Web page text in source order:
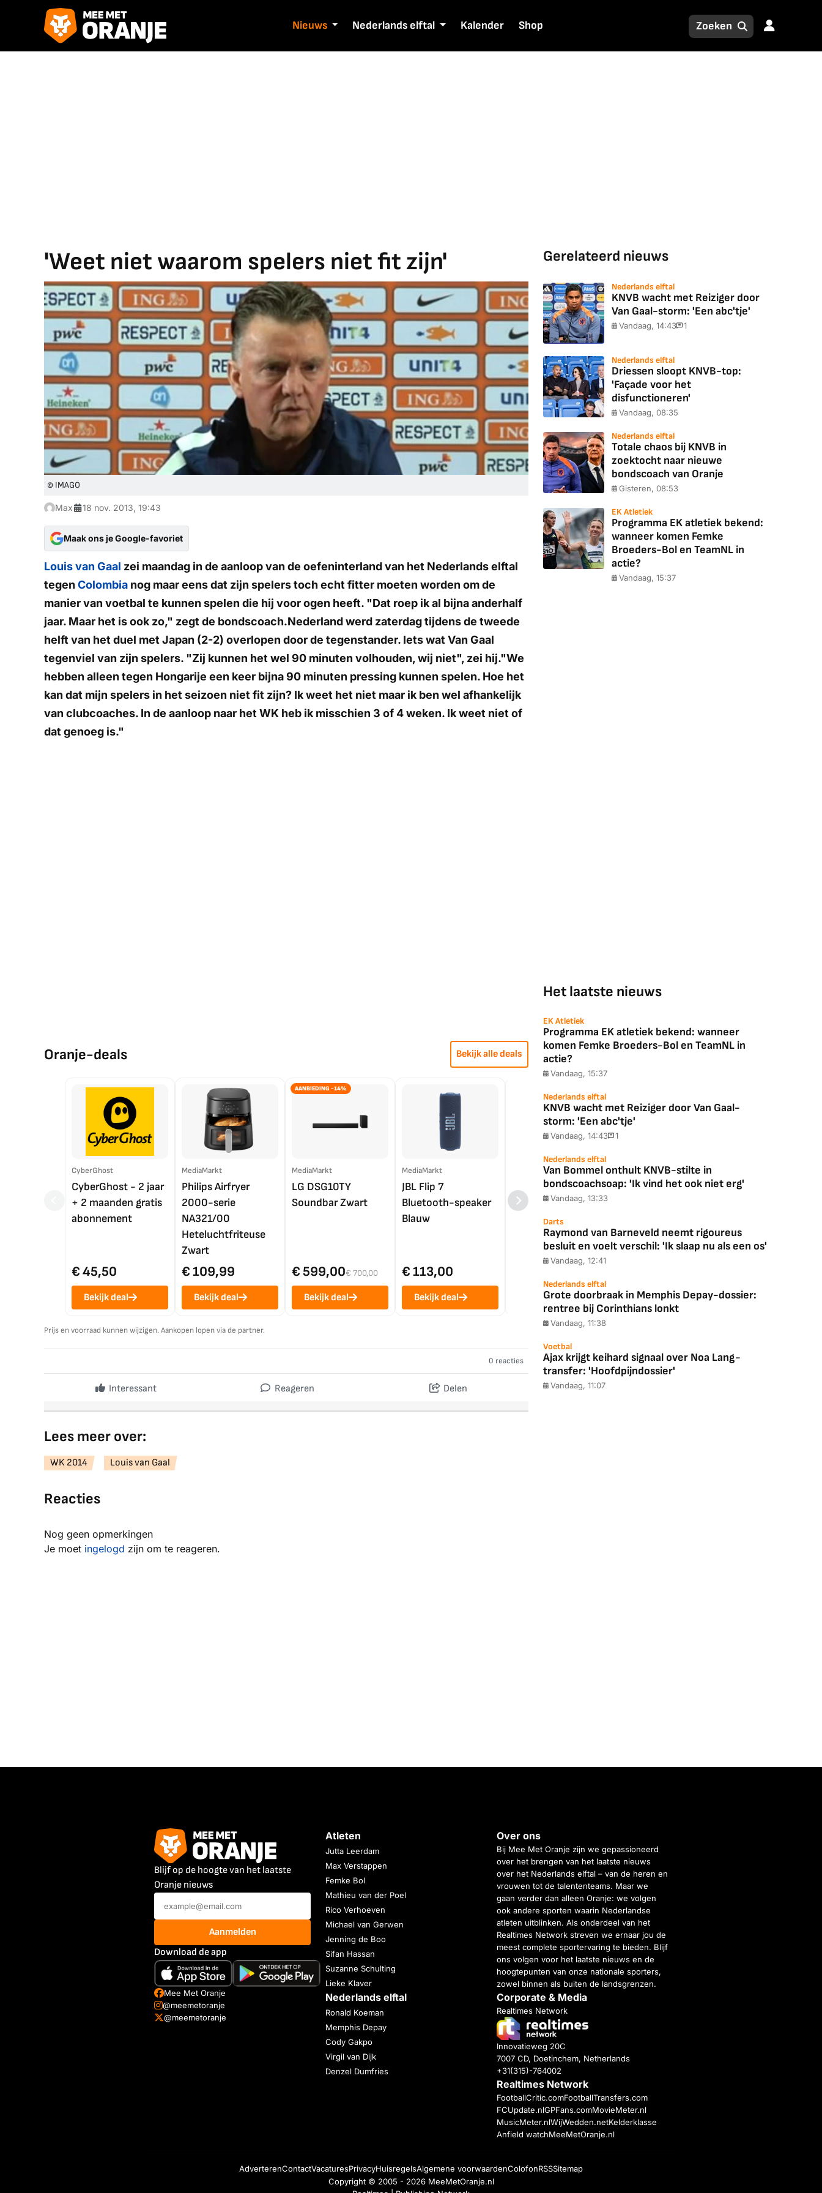
Nieuws Nederlands elftal Kalender Shop
'Weet niet waarom spelers niet fit zijn'
© IMAGO
Max 18 nov. 2013, 19:43
Maak ons je Google-favoriet
Louis van Gaal zei maandag in de aanloop van de oefeninterland van het Nederlands elftal
tegen Colombia nog maar eens dat zijn spelers toch echt fitter moeten worden om de
manier van voetbal te kunnen spelen die hij voor ogen heeft. "Dat roep ik al bijna anderhalf
jaar. Maar het is ook zo," zegt de bondscoach.Nederland werd zaterdag tijdens de tweede
helft van het duel met Japan (2-2) overlopen door de tegenstander. Iets wat Van Gaal
tegenviel van zijn spelers. "Zij kunnen het wel 90 minuten volhouden, wij niet", zei hij."We
hebben alleen tegen Hongarije een keer bijna 90 minuten pressing kunnen spelen. Hoe het
kan dat mijn spelers in het seizoen niet fit zijn? Ik weet het niet maar ik ben wel afhankelijk
van clubcoaches. In de aanloop naar het WK heb ik misschien 3 of 4 weken. Ik weet niet of
dat genoeg is."
Oranje-deals Bekijk alle deals
CyberGhost
CyberGhost - 2 jaar
+ 2 maanden gratis
abonnement
€ 45,50
Bekijk deal
MediaMarkt
Philips Airfryer
2000-serie
NA321/00
Heteluchtfriteuse
Zwart
€ 109,99
Bekijk deal
AANBIEDING -14%
MediaMarkt
LG DSG10TY
Soundbar Zwart
€ 599,00€ 700,00
Bekijk deal
MediaMarkt
JBL Flip 7
Bluetooth-speaker
Blauw
€ 113,00
Bekijk deal
LG OLED55C56LB
4K TV (2025)
Bekijk deal
Coolblue
JBL Partybox
Bekijk deal
Google TV
Bekijk deal
Prijs en voorraad kunnen wijzigen. Aankopen lopen via de partner.
0 reacties
Interessant Reageren Delen
Lees meer over:
WK 2014 Louis van Gaal
Reacties
Nog geen opmerkingen
Je moet ingelogd zijn om te reageren.
Gerelateerd nieuws
Nederlands elftal
KNVB wacht met Reiziger door
Van Gaal-storm: 'Een abc'tje'
Vandaag, 14:43 1
Nederlands elftal
Driessen sloopt KNVB-top:
'Façade voor het
disfunctioneren'
Vandaag, 08:35
Nederlands elftal
Totale chaos bij KNVB in
zoektocht naar nieuwe
bondscoach van Oranje
Gisteren, 08:53
EK Atletiek
Programma EK atletiek bekend:
wanneer komen Femke
Broeders-Bol en TeamNL in
actie?
Vandaag, 15:37
Het laatste nieuws
EK Atletiek
Programma EK atletiek bekend: wanneer
komen Femke Broeders-Bol en TeamNL in
actie?
Vandaag, 15:37
Nederlands elftal
KNVB wacht met Reiziger door Van Gaal-
storm: 'Een abc'tje'
Vandaag, 14:43 1
Nederlands elftal
Van Bommel onthult KNVB-stilte in
bondscoachsoap: 'Ik vind het ook niet erg'
Vandaag, 13:33
Darts
Raymond van Barneveld neemt rigoureus
besluit en voelt verschil: 'Ik slaap nu als een os'
Vandaag, 12:41
Nederlands elftal
Grote doorbraak in Memphis Depay-dossier:
rentree bij Corinthians lonkt
Vandaag, 11:38
Voetbal
Ajax krijgt keihard signaal over Noa Lang-
transfer: 'Hoofdpijndossier'
Vandaag, 11:07
Blijf op de hoogte van het laatste
Oranje nieuws
Aanmelden
Download de app
Mee Met Oranje
@meemetoranje
@meemetoranje
Atleten
Jutta Leerdam
Max Verstappen
Femke Bol
Mathieu van der Poel
Rico Verhoeven
Michael van Gerwen
Jenning de Boo
Sifan Hassan
Suzanne Schulting
Lieke Klaver
Nederlands elftal
Ronald Koeman
Memphis Depay
Cody Gakpo
Virgil van Dijk
Denzel Dumfries
Over ons
Bij Mee Met Oranje zijn we gepassioneerd
over het brengen van het laatste nieuws
over het Nederlands elftal – van de heren en
vrouwen tot de talententeams. Maar we
gaan verder dan alleen Oranje: we volgen
ook andere sporten waarin Nederlandse
atleten uitblinken. Als onderdeel van het
Realtimes Network streven we ernaar jou de
meest complete sportervaring te bieden. Blijf
ons volgen voor het laatste nieuws en de
hoogtepunten van onze nationale sporters,
zowel binnen als buiten de landsgrenzen.
Corporate & Media
Realtimes Network
Innovatieweg 20C
7007 CD, Doetinchem, Netherlands
+31(315)-764002
Realtimes Network
FootballCritic.comFootballTransfers.com
FCUpdate.nlGPFans.comMovieMeter.nl
MusicMeter.nlWijWedden.netKelderklasse
Anfield watchMeeMetOranje.nl
AdverterenContactVacaturesPrivacyHuisregelsAlgemene voorwaardenColofonRSSSitemap
Copyright © 2005 - 2026 MeeMetOranje.nl